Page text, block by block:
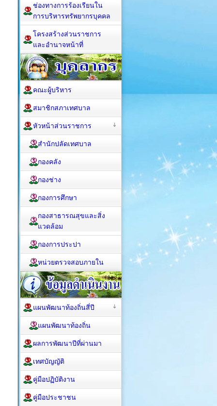
ช่องทางการร้องเรียนใน
การบริหารทรัพยากรบุคคล
โครงสร้างส่วนราชการ
และอำนาจหน้าที่
คณะผู้บริหาร
สมาชิกสภาเทศบาล
หัวหน้าส่วนราชการ
สำนักปลัดเทศบาล
กองคลัง
กองช่าง
กองการศึกษา
กองสาธารณสุขและสิ่ง
แวดล้อม
กองการประปา
หน่วยตรวจสอบภายใน
แผนพัฒนาท้องถิ่นสี่ปี
แผนพัฒนาท้องถิ่น
ผลการพัฒนาปีที่ผ่านมา
เทศบัญญัติ
คู่มือปฏิบัติงาน
คู่มือประชาชน